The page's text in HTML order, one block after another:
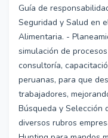
Guía de
Seguridad y Salud en
Alimentaria. -
simulación de
consultoría,
peruanas, para que
trabajadores,
Búsqueda y Selección
diversos rubros